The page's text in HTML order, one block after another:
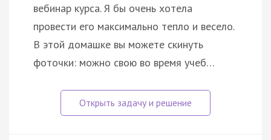
вебинар курса. Я бы очень хотела
провести его максимально тепло и весело.
В этой домашке вы можете скинуть
фоточки: можно свою во время учеб…